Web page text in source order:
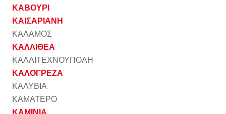
ΚΑΒΟΥΡΙ
ΚΑΙΣΑΡΙΑΝΗ
ΚΑΛΑΜΟΣ
ΚΑΛΛΙΘΕΑ
ΚΑΛΛΙΤΕΧΝΟΥΠΟΛΗ
ΚΑΛΟΓΡΕΖΑ
ΚΑΛΥΒΙΑ
ΚΑΜΑΤΕΡΟ